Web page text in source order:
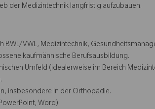
der Medizintechnik langfristig aufzubauen.
VWL, Medizintechnik,
kaufmännische Berufsausbildung.
Umfeld (idealerweise im Bereich
insbesondere in der Orthopädie.
Word).